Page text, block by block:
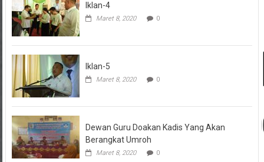
Iklan-4
Maret 8, 2020 0
Iklan-5
Maret 8, 2020 0
Dewan Guru Doakan Kadis Yang Akan
Berangkat Umroh
Maret 8, 2020 0